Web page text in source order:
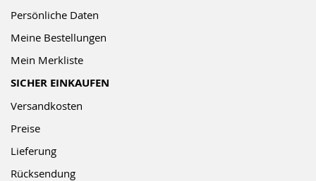
Persönliche Daten
Meine Bestellungen
Mein Merkliste
SICHER EINKAUFEN
Versandkosten
Preise
Lieferung
Rücksendung